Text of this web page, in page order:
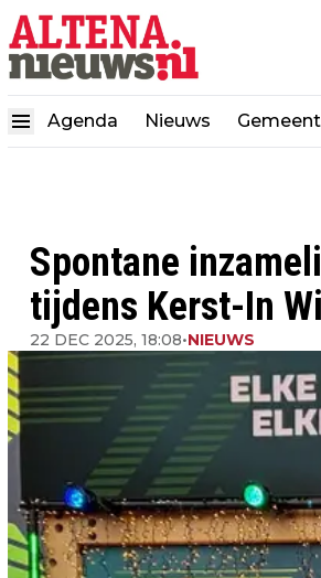
Agenda Nieuws
Spontane
tijdens Kerst-In
22 DEC 2025, 18:08•NIEUWS